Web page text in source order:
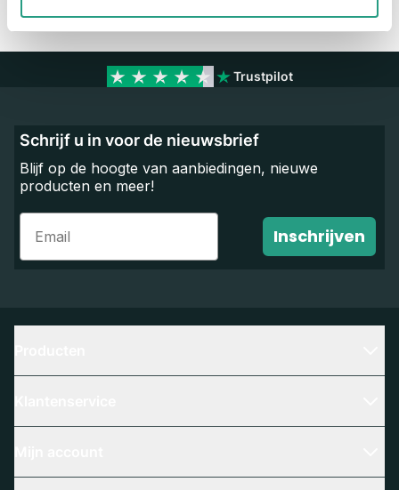
Trustpilot
Schrijf u in voor de nieuwsbrief
Blijf op de hoogte van aanbiedingen, nieuwe
producten en meer!
Email
Inschrijven